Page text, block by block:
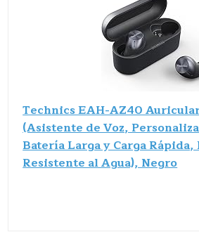
Technics EAH-AZ40
(Asistente de Voz,
Batería Larga y Carga
Resistente al Agua), Negro